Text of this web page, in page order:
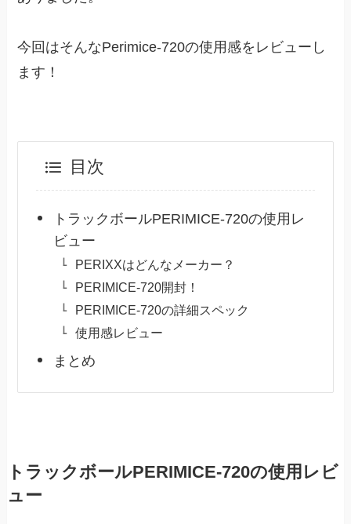
今回はそんなPerimice-720の使用感をレビューし
ます！
目次
トラックボールPERIMICE-720の使用レ
ビュー
PERIXXはどんなメーカー？
PERIMICE-720開封！
PERIMICE-720の詳細スペック
使用感レビュー
まとめ
トラックボールPERIMICE-720の使用レビ
ュー